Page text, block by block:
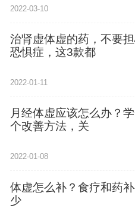
2022-03-10
治肾虚体虚的药，不要
恐惧症，这3款都
2022-01-11
月经体虚应该怎么办？
个改善方法，关
2022-01-08
体虚怎么补？食疗和药
少